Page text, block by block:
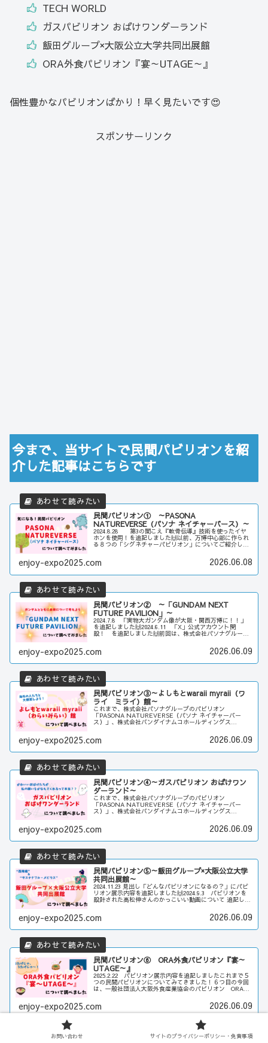
TECH WORLD
ガスパビリオン おばけワンダーランド
飯田グループ×大阪公立大学共同出展館
ORA外食パビリオン『宴～UTAGE～』
個性豊かなパビリオンばかり！早く見たいです😍
スポンサーリンク
今まで、当サイトで民間パビリオンを紹
介した記事はこちらです
民間パビリオン① ～PASONA
NATUREVERSE（パソナ ネイチャーバース）～
2024.8.28 第3の聞こえ『軟骨伝導』技術を使ったイヤ
ホンを使用！を追記しました🙌以前、万博中心部に作られ
る８つの「シグネチャーパビリオン」についてご紹介しま
enjoy-expo2025.com 2026.06.08
民間パビリオン② ～「GUNDAM NEXT
FUTURE PAVILION」～
2024.7.8 「実物大ガンダム像が大阪・関西万博に！！」
を追記しました🙌2024.6.11 「X」公式アカウント開
設！ を追記しました🙌前回は、株式会社パソナグループ
のパビリオン「PASONA NATUREVERSE（パソナ ネイ
enjoy-expo2025.com 2026.06.09
民間パビリオン③～よしもとwaraii myraii（ワ
ライ ミライ）館～
これまで、株式会社パソナグループのパビリオン
「PASONA NATUREVERSE（パソナ ネイチャーバー
ス）」、株式会社バンダイナムコホールディングス
enjoy-expo2025.com 2026.06.09
民間パビリオン④～ガスパビリオン おばけワン
ダーランド～
これまで、株式会社パソナグループのパビリオン
「PASONA NATUREVERSE（パソナ ネイチャーバー
ス）」、株式会社バンダイナムコホールディングス
enjoy-expo2025.com 2026.06.09
民間パビリオン⑤～飯田グループ×大阪公立大学
共同出展館～
2024.11.23 見出し「どんなパビリオンになるの？」にパビ
リオン展示内容を追記しました🙌2024.9.3 パビリオンを
設計された高松伸さんのかっこいい動画について 追記しま
enjoy-expo2025.com 2026.06.09
民間パビリオン⑥ ORA外食パビリオン『宴～
UTAGE～』
2025.2.22 パビリオン展示内容を追記しましたこれまで５
つの民間パビリオンについてみてきました！６つ目の今回
は、一般社団法人大阪外食産業協会のパビリオン ORA外
enjoy-expo2025.com 2026.06.09
お問い合わせ サイトのプライバシーポリシー・免責事項